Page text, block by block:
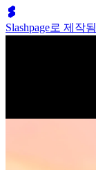
Slashpage로 제작됨